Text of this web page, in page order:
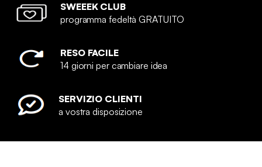
SWEEEK CLUB
programma fedeltà GRATUITO
RESO FACILE
14 giorni per cambiare idea
SERVIZIO CLIENTI
a vostra disposizione